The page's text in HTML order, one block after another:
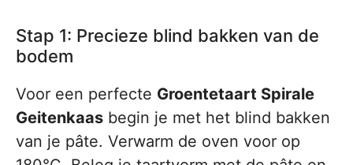
Stap 1: Precieze blind bakken van de
bodem
Voor een perfecte Groentetaart Spirale
Geitenkaas begin je met het blind bakken
van je pâte. Verwarm de oven voor op